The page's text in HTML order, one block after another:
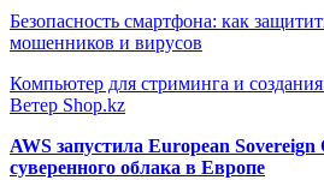
Безопасность смартфона: как
мошенников и вирусов
Компьютер для стриминга и
Ветер Shop.kz
AWS запустила European
суверенного облака в Европе